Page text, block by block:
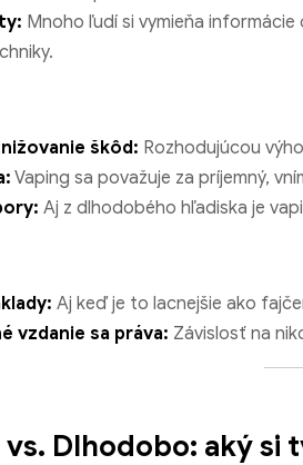
Mnoho ľudí si vymieňa
škôd: Rozhodujúcou
Vaping sa považuje za príjemný,
Aj z dlhodobého hľadiska je
Aj keď je to lacnejšie ako
vzdanie sa práva: Závislosť na
Dlhodobo: aký si